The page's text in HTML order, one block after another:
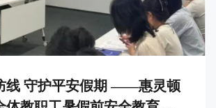
线 守护平安假期 ——惠灵顿